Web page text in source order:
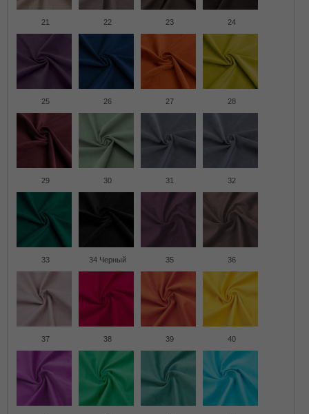
21 22 23 24
25 26 27 28
29 30 31 32
33 34 Черный 35 36
37 38 39 40